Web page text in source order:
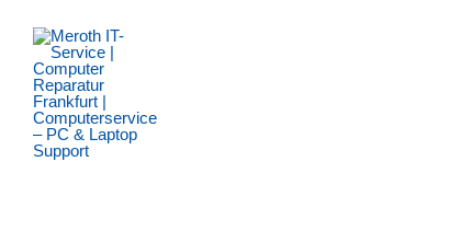
Inhalt
springen